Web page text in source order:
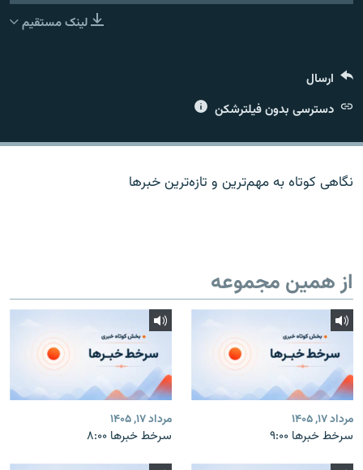
لینک مستقیم
ارسال
دسترسی بدون فیلترشکن
نگاهی کوتاه به مهم‌ترين و تازه‌ترين خبرها
از همین مجموعه
مرداد ۱۷, ۱۴۰۵
سرخط خبرها ۹:۰۰
مرداد ۱۷, ۱۴۰۵
سرخط خبرها ۸:۰۰